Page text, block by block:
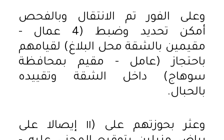
وعلى الفور تم الانتقال وبالفحص
أمكن تحديد وضبط (4 عمال -
مقيمين بالشقة محل البلاغ) لقيامهم
باحتجاز (عامل - مقيم بمحافظة
سوهاج) داخل الشقة وتقييده
بالحبال.
وعثر بحوزتهم على (١١ إيصالا على